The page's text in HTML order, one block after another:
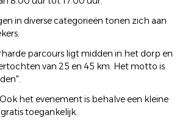
in diverse categorieën tonen zich aan
parcours ligt midden in het dorp en
van 25 en 45 km. Het motto is
het evenement is behalve een kleine
toegankelijk.